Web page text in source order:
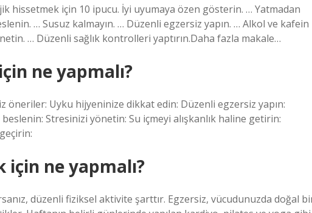
hissetmek için 10 ipucu. İyi uyumaya özen gösterin. … Yatmadan
… Susuz kalmayın. … Düzenli egzersiz yapın. … Alkol ve kafein
… Düzenli sağlık kontrolleri yaptırın.Daha fazla makale…
ne yapmalı?
öneriler: Uyku hijyeninize dikkat edin: Düzenli egzersiz yapın:
beslenin: Stresinizi yönetin: Su içmeyi alışkanlık haline getirin:
ne yapmalı?
düzenli fiziksel aktivite şarttır. Egzersiz, vücudunuzda doğal